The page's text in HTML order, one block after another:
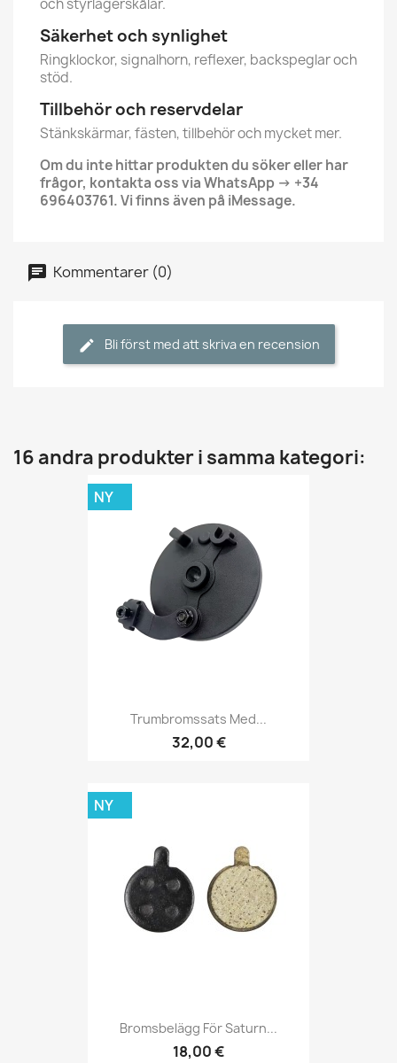
och styrlagerskålar.
Säkerhet och synlighet
Ringklockor, signalhorn, reflexer, backspeglar och
stöd.
Tillbehör och reservdelar
Stänkskärmar, fästen, tillbehör och mycket mer.
Om du inte hittar produkten du söker eller har
frågor, kontakta oss via WhatsApp → +34
696403761. Vi finns även på iMessage.
Kommentarer (0)
Bli först med att skriva en recension
16 andra produkter i samma kategori:
Trumbromssats Med...
32,00 €
NY
Bromsbelägg För Saturn...
18,00 €
NY